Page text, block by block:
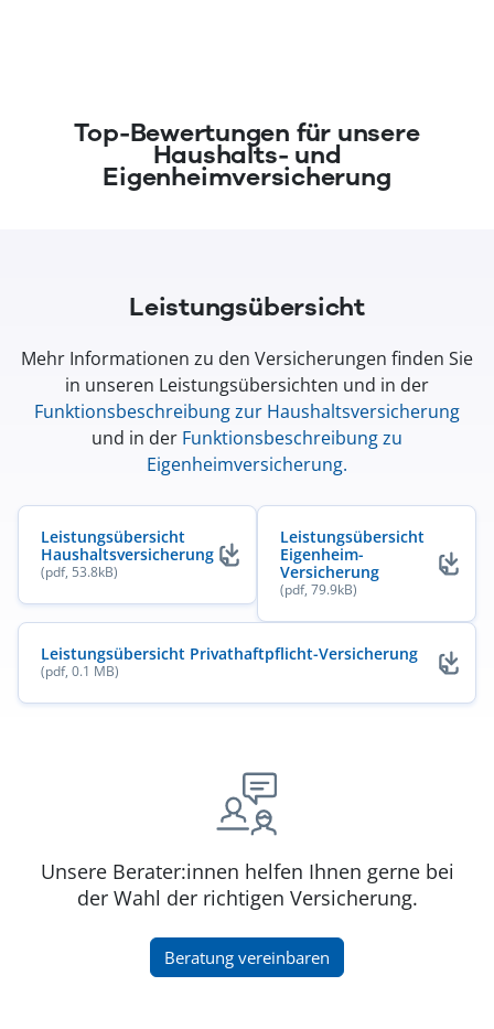
Top-Bewertungen für unsere
Haushalts- und
Eigenheimversicherung
Leistungsübersicht
Mehr Informationen zu den Versicherungen finden Sie
in unseren Leistungsübersichten und in der
Funktionsbeschreibung zur Haushaltsversicherung
und in der Funktionsbeschreibung zu
Eigenheimversicherung.
Leistungsübersicht
Haushaltsversicherung
(pdf, 53.8kB)
(öffnet in neuem Fenster)
Leistungsübersicht
Eigenheim-
Versicherung
(pdf, 79.9kB)
(öffnet in neuem Fenster)
Leistungsübersicht Privathaftpflicht-Versicherung
(pdf, 0.1 MB)
(öffnet in neuem Fenster)
Unsere Berater:innen helfen Ihnen gerne bei
der Wahl der richtigen Versicherung.
Beratung vereinbaren
(öffnet in neuem Fenster)